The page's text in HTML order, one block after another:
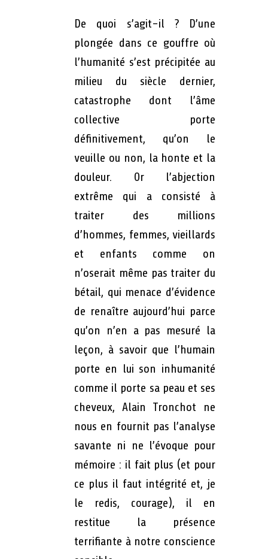
De quoi s’agit-il ? D’une
plongée dans ce gouffre où
l’humanité s’est précipitée au
milieu du siècle dernier,
catastrophe dont l’âme
collective porte
définitivement, qu’on le
veuille ou non, la honte et la
douleur. Or l’abjection
extrême qui a consisté à
traiter des millions
d’hommes, femmes, vieillards
et enfants comme on
n’oserait même pas traiter du
bétail, qui menace d’évidence
de renaître aujourd’hui parce
qu’on n’en a pas mesuré la
leçon, à savoir que l’humain
porte en lui son inhumanité
comme il porte sa peau et ses
cheveux, Alain Tronchot ne
nous en fournit pas l’analyse
savante ni ne l’évoque pour
mémoire : il fait plus (et pour
ce plus il faut intégrité et, je
le redis, courage), il en
restitue la présence
terrifiante à notre conscience